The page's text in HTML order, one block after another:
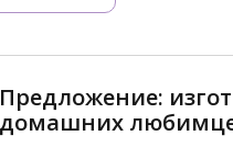
Предложение:
домашних